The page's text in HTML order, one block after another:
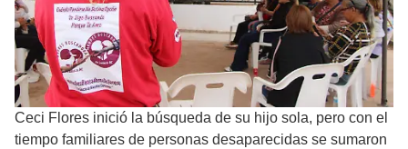
Ceci Flores inició la búsqueda de su hijo sola, pero con el
tiempo familiares de personas desaparecidas se sumaron